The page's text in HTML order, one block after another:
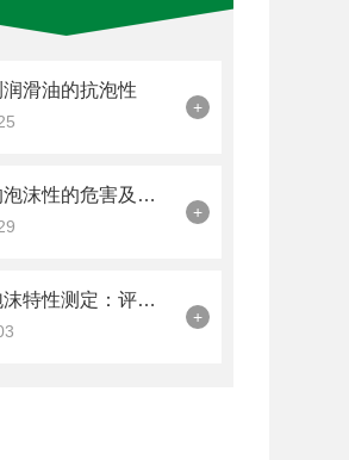
滑油的抗泡性
+
润滑油的泡沫性的危害及检测方法
+
润滑油泡沫特性测定：评估抗泡性能的关键方法。
+